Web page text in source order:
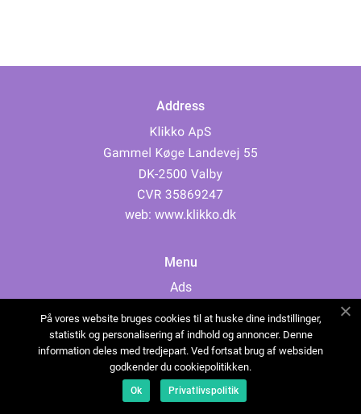
Address
web: www.klikko.dk
Menu
Ads
Cookies
Contact
Sitemap
På vores website bruges cookies til at huske dine indstillinger,
statistik og personalisering af indhold og annoncer. Denne
information deles med tredjepart. Ved fortsat brug af websiden
godkender du cookiepolitikken.
Ok Privatlivspolitik